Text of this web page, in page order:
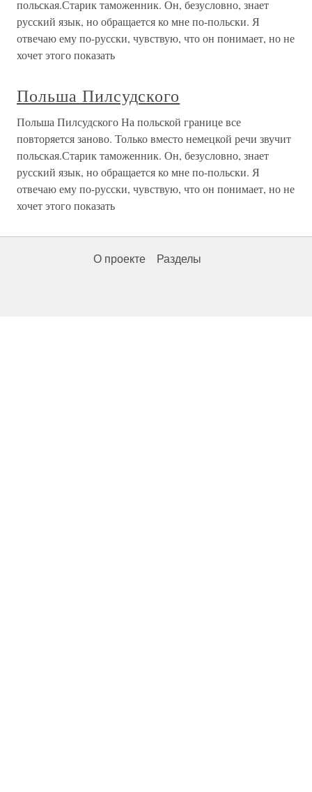
польская.Старик таможенник. Он, безусловно, знает
русский язык, но обращается ко мне по-польски. Я
отвечаю ему по-русски, чувствую, что он понимает, но не
хочет этого показать
Польша Пилсудского
Польша Пилсудского На польской границе все
повторяется заново. Только вместо немецкой речи звучит
польская.Старик таможенник. Он, безусловно, знает
русский язык, но обращается ко мне по-польски. Я
отвечаю ему по-русски, чувствую, что он понимает, но не
хочет этого показать
О проекте Разделы